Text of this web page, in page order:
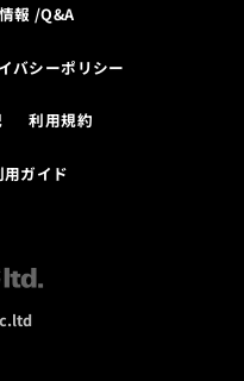
報 /Q&A
バシーポリシー
利用規約
用ガイド